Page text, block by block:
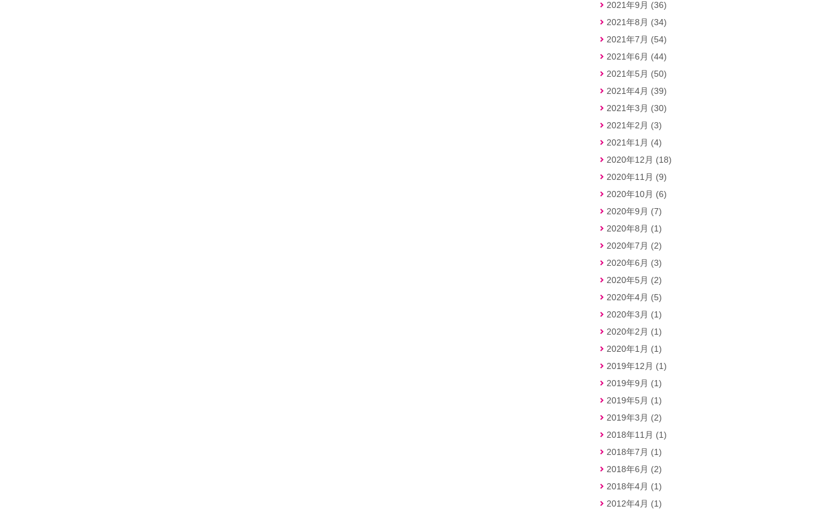
2021年9月 (36)
2021年8月 (34)
2021年7月 (54)
2021年6月 (44)
2021年5月 (50)
2021年4月 (39)
2021年3月 (30)
2021年2月 (3)
2021年1月 (4)
2020年12月 (18)
2020年11月 (9)
2020年10月 (6)
2020年9月 (7)
2020年8月 (1)
2020年7月 (2)
2020年6月 (3)
2020年5月 (2)
2020年4月 (5)
2020年3月 (1)
2020年2月 (1)
2020年1月 (1)
2019年12月 (1)
2019年9月 (1)
2019年5月 (1)
2019年3月 (2)
2018年11月 (1)
2018年7月 (1)
2018年6月 (2)
2018年4月 (1)
2012年4月 (1)